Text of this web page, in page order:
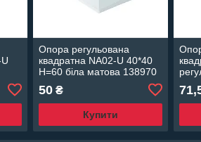
Опора регульована
квадратна NA02-U 40*40
Н=60 біла матова 138970
50₴
Купити